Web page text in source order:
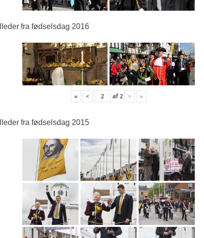
fra fødselsdag 2016
« < af2 > »
fra fødselsdag 2015